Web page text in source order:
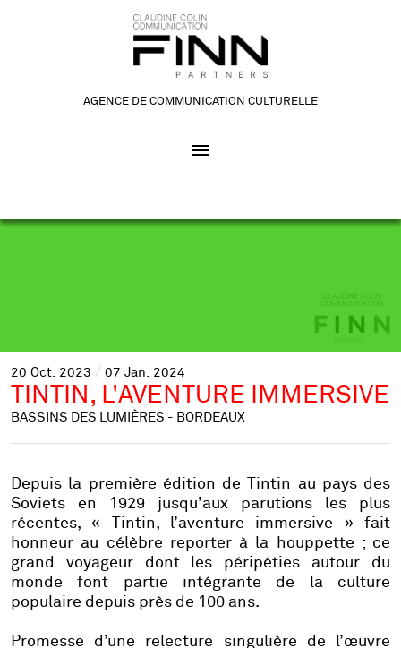
AGENCE DE COMMUNICATION CULTURELLE
20 Oct. 2023 07 Jan. 2024
TINTIN, L'AVENTURE IMMERSIVE
BASSINS DES LUMIÈRES - BORDEAUX
Depuis la première édition de
Tintin au pays des
Soviets en 1929 jusqu’aux parutions les plus
récentes, « Tintin, l’aventure immersive » fait
honneur au célèbre reporter à la houppette ; ce
grand voyageur dont les péripéties autour du
monde font partie intégrante de la culture
populaire depuis près de 100 ans.
Promesse d’une relecture singulière de l’œuvre